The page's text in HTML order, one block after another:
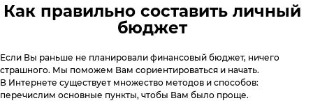
Как правильно составить личный
бюджет
Если Вы раньше не планировали финансовый бюджет, ничего
страшного. Мы поможем Вам сориентироваться и начать.
В Интернете существует множество методов и способов:
перечислим основные пункты, чтобы Вам было проще.